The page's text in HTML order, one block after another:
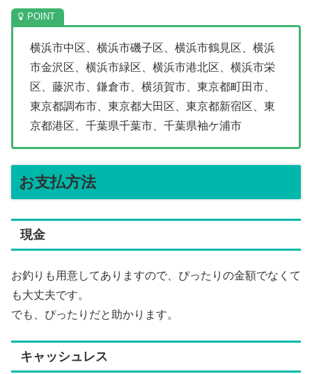
横浜市中区、横浜市磯子区、横浜市鶴見区、横浜
市金沢区、横浜市緑区、横浜市港北区、横浜市栄
区、藤沢市、鎌倉市、横須賀市、東京都町田市、
東京都調布市、東京都大田区、東京都新宿区、東
京都港区、千葉県千葉市、千葉県袖ケ浦市
お支払方法
現金
お釣りも用意してありますので、ぴったりの金額でなくて
も大丈夫です。
でも、ぴったりだと助かります。
キャッシュレス